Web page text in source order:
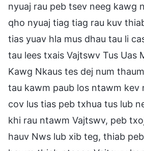
nyuaj rau peb tsev neeg kawg
qho nyuaj tiag tiag rau kuv
tias yuav hla mus dhau tau li
tau lees txais Vajtswv Tus Uas
Kawg Nkaus tes dej num
tau kawm paub los ntawm kev
cov lus tias peb txhua tus lub
khi rau ntawm Vajtswv, peb
hauv Nws lub xib teg, thiab